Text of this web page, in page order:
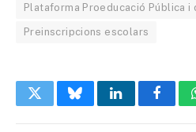
Plataforma Proeducació Pública i
Preinscripcions escolars
TwitterBlueskyLinkedIn